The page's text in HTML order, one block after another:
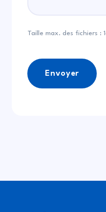
Taille max. des fichiers :
Envoyer